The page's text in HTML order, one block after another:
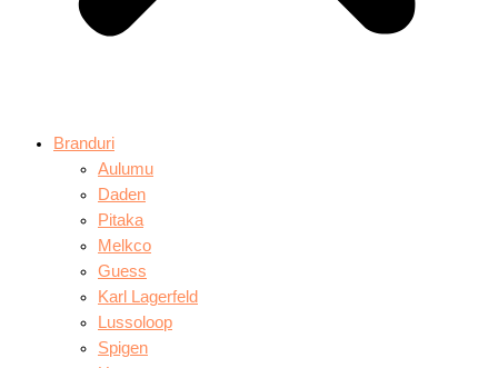
Branduri
Aulumu
Daden
Pitaka
Melkco
Guess
Karl Lagerfeld
Lussoloop
Spigen